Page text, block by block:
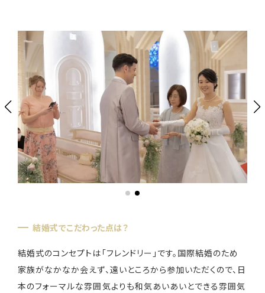
結婚準備ガイド
お知らせ
LINEで無料相談予約
結婚式でこだわった点は？
結婚式のコンセプトは「フレンドリー」です。国際結婚のため
家族がなかなか会えず、遠いところから参加いただくので、日
本のフォーマルな雰囲気よりも和気あいあいとできる雰囲気